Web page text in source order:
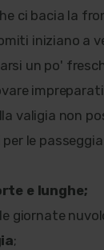
ci bacia la
iniziano a
un po'
valigia non
per le
e lunghe;
giornate
;